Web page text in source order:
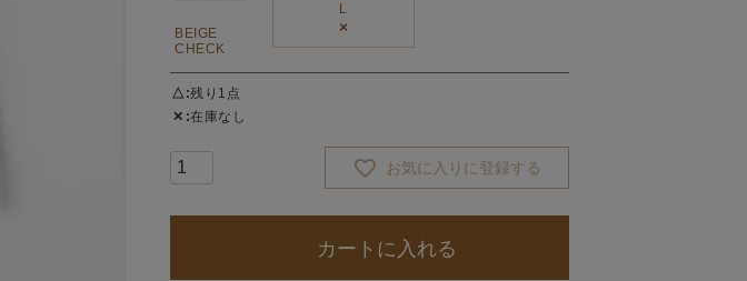
BEIGE
CHECK
L
×
△ 残り1点
✕ 在庫なし
お気に入りに登録する
カートに入れる